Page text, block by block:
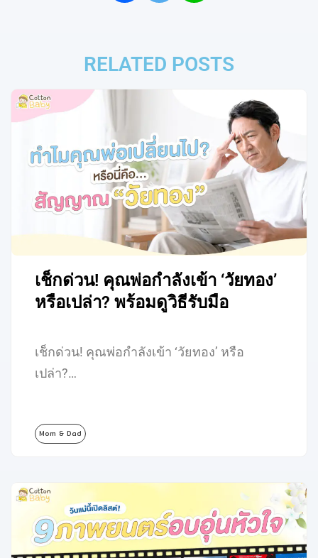
RELATED POSTS
เช็กด่วน! คุณพ่อกำลังเข้า ‘วัยทอง’
หรือเปล่า? พร้อมดูวิธีรับมือ
เช็กด่วน! คุณพ่อกำลังเข้า ‘วัยทอง’ หรือ
เปล่า?…
Mom & Dad